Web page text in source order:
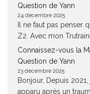
Question de Yann
24 décembre 2025
Il ne faut pas penser
Z2. Avec mon
Connaissez-vous la
Question de Yann
23 décembre 2025
Bonjour, Depuis
apparu après un